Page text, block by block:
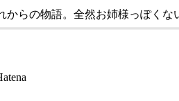
からの物語。全然お姉様っぽくな